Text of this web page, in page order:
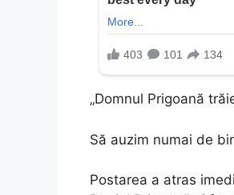
„Domnul Prigoană
Să auzim numai de
Postarea a atras